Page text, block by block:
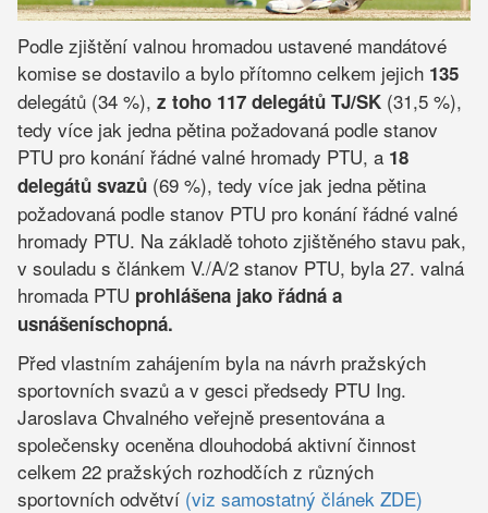
Podle zjištění valnou hromadou ustavené mandátové
komise se dostavilo a bylo přítomno celkem jejich 135
delegátů (34 %),z toho 117 delegátů TJ/SK (31,5 %),
tedy více jak jedna pětina požadovaná podle stanov
PTU pro konání řádné valné hromady PTU, a 18
delegátů svazů (69 %), tedy více jak jedna pětina
požadovaná podle stanov PTU pro konání řádné valné
hromady PTU. Na základě tohoto zjištěného stavu pak,
v souladu s článkem V./A/2 stanov PTU, byla 27. valná
hromada PTU prohlášena jako řádná a
usnášeníschopná.
Před vlastním zahájením byla na návrh pražských
sportovních svazů a v gesci předsedy PTU Ing.
Jaroslava Chvalného veřejně presentována a
společensky oceněna dlouhodobá aktivní činnost
celkem 22 pražských rozhodčích z různých
sportovních odvětví (viz samostatný článek ZDE)